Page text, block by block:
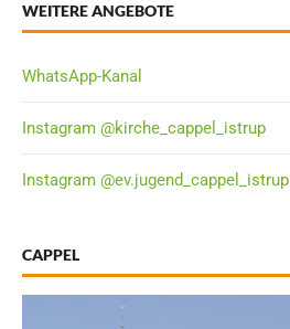
WEITERE ANGEBOTE
WhatsApp-Kanal
Instagram @kirche_cappel_istrup
Instagram @ev.jugend_cappel_istrup
CAPPEL